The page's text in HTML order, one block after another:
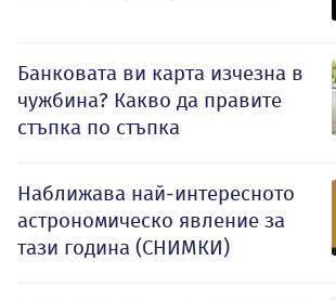
Банковата ви карта изчезна в
чужбина? Какво да правите
стъпка по стъпка
Наближава най-интересното
астрономическо явление за
тази година (СНИМКИ)